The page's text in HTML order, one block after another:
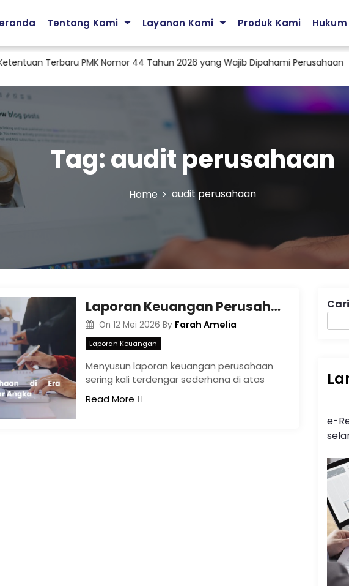
Tentang Kami Layanan Kami Produk Kami
Terbaru PMK Nomor 44 Tahun 2026 yang Wajib Dipahami Perusahaan
Tag:audit perusahaan
Home audit perusahaan
Laporan Keuangan Perusahaan di Era Transparansi: Lebih dari Sekadar Angka
On 12 Mei 2026 By Farah Amelia
Laporan Keuangan
Menyusun laporan keuangan perusahaan
sering kali terdengar sederhana di atas
Read More
Cari
e-